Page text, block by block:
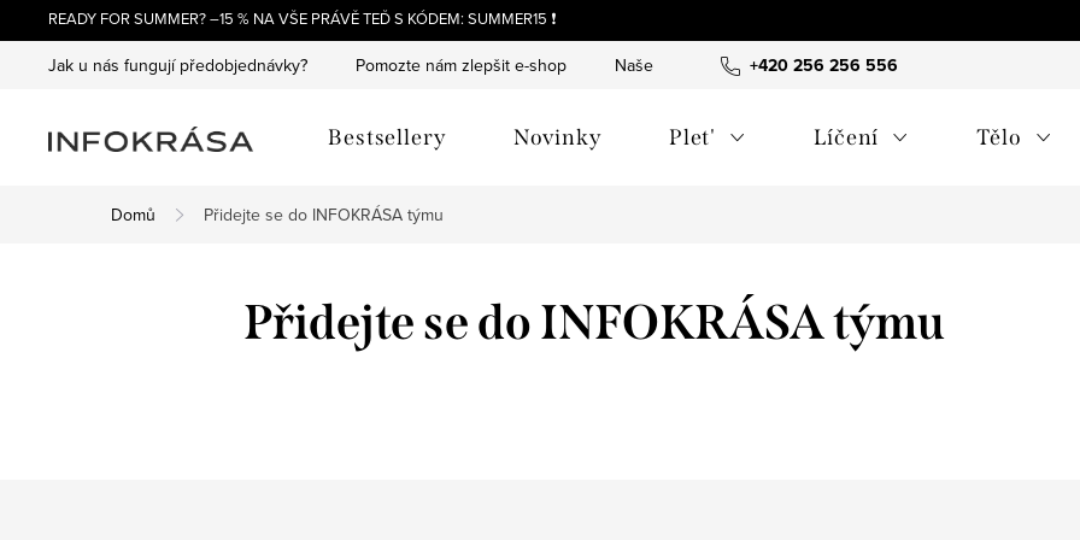
na
obsah
READY FOR SUMMER? –15 % NA VŠE PRÁVĚ TEĎ S KÓDEM: SUMMER15 ❗
+420 256 256 556
Jak u nás fungují předobjednávky? Pomozte nám zlepšit e-shop Naše tipy a příběhy O nás
Bestsellery Novinky Plet' Líčení Tělo
Domů Přidejte se do INFOKRÁSA týmu
Přidejte se do INFOKRÁSA týmu